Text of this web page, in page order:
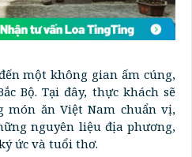
một không gian ấm cúng,
Bộ. Tại đây, thực khách sẽ
món ăn Việt Nam chuẩn vị,
nguyên liệu địa phương,
ức và tuổi thơ.